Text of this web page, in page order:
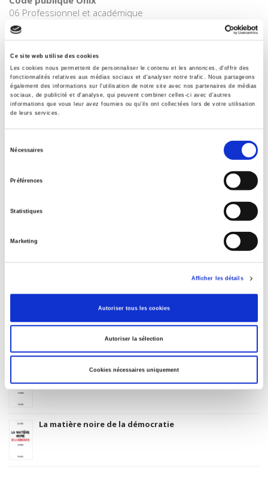
Ce site web utilise des cookies
Les cookies nous permettent de personnaliser le contenu et les annonces, d'offrir des
fonctionnalités relatives aux médias sociaux et d'analyser notre trafic. Nous partageons
également des informations sur l'utilisation de notre site avec nos partenaires de médias
sociaux, de publicité et d'analyse, qui peuvent combiner celles-ci avec d'autres
informations que vous leur avez fournies ou qu'ils ont collectées lors de votre utilisation
de leurs services.
Nécessaires
Préférences
Statistiques
Marketing
Afficher les détails
Autoriser tous les cookies
Autoriser la sélection
Cookies nécessaires uniquement
06 Professionnel et académique
CLIL (Version 2013-2019 )
3283 SCIENCES POLITIQUES
Crédit
Presses de Sciences Po
Date de première publication du titre
19 janvier 2017
La question du référendum
Le Paradoxe du macronisme
La matière noire de la démocratie